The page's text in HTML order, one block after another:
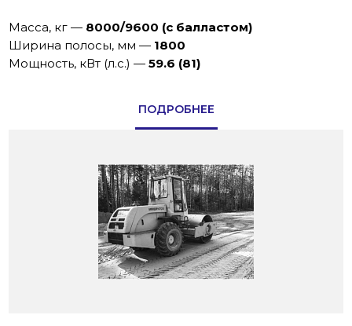
Масса, кг — 8000/9600 (с балластом)
Ширина полосы, мм— 1800
Мощность, кВт (л.с.)—59.6 (81)
ПОДРОБНЕЕ